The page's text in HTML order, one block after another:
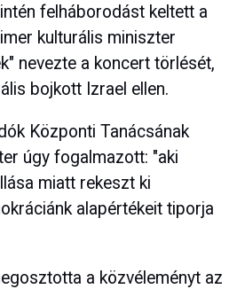
felháborodást keltett a
kulturális miniszter
nevezte a koncert törlését,
bojkott Izrael ellen.
Központi Tanácsának
úgy fogalmazott: "aki
miatt rekeszt ki
alapértékeit tiporja
a közvéleményt az